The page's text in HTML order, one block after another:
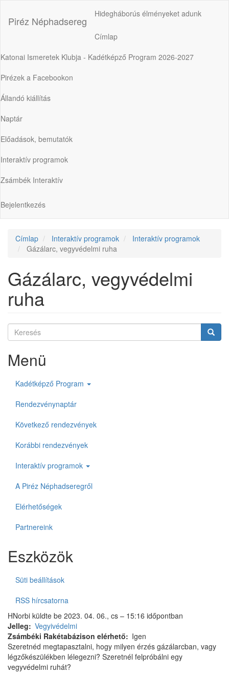
tartalomra
Piréz Néphadsereg
Hidegháborús élményeket adunk
navigáció
Címlap
Katonai Ismeretek Klubja - Kadétképző Program 2026-2027
Pirézek a Facebookon
Állandó kiállítás
Naptár
Előadások, bemutatók
Interaktív programok
Zsámbék Interaktív
Felhasználói
menüje
Bejelentkezés
Címlap Interaktív programok
Interaktív programok
Gázálarc, vegyvédelmi ruha
Gázálarc, vegyvédelmi
ruha
Keresés
Keresés
Menü
Kadétképző Program
Rendezvénynaptár
Következő rendezvények
Korábbi rendezvények
Interaktív programok
A Piréz Néphadseregről
Elérhetőségek
Partnereink
Eszközök
Süti beállítások
RSS hírcsatorna
HNorbi küldte be 2023. 04. 06., cs – 15:16 időpontban
Jelleg
Vegyivédelmi
Zsámbéki Rakétabázison elérhető
Igen
Szeretnéd megtapasztalni, hogy milyen érzés gázálarcban, vagy
légzőkészülékben lélegezni? Szeretnél felpróbálni egy
vegyvédelmi ruhát?